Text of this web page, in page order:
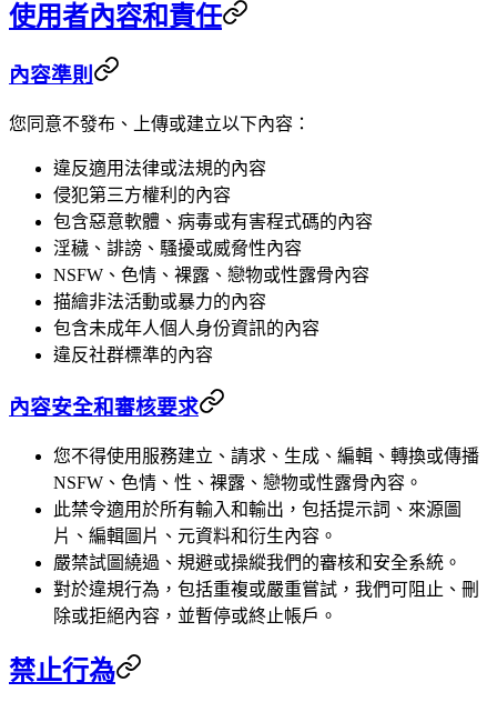
使用者內容和責任
內容準則
您同意不發布、上傳或建立以下內容：
違反適用法律或法規的內容
侵犯第三方權利的內容
包含惡意軟體、病毒或有害程式碼的內容
淫穢、誹謗、騷擾或威脅性內容
NSFW、色情、裸露、戀物或性露骨內容
描繪非法活動或暴力的內容
包含未成年人個人身份資訊的內容
違反社群標準的內容
內容安全和審核要求
您不得使用服務建立、請求、生成、編輯、轉換或傳播
NSFW、色情、性、裸露、戀物或性露骨內容。
此禁令適用於所有輸入和輸出，包括提示詞、來源圖
片、編輯圖片、元資料和衍生內容。
嚴禁試圖繞過、規避或操縱我們的審核和安全系統。
對於違規行為，包括重複或嚴重嘗試，我們可阻止、刪
除或拒絕內容，並暫停或終止帳戶。
禁止行為